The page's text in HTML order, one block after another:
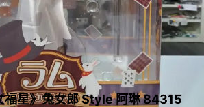
福星》兔女郎 Style 阿琳 84315